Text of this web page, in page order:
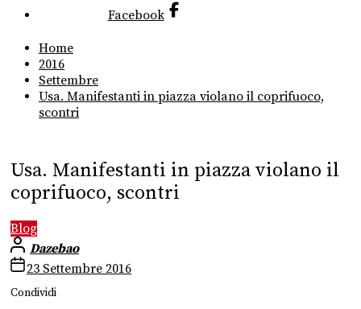
Facebook
Home
2016
Settembre
Usa. Manifestanti in piazza violano il coprifuoco,
scontri
Usa. Manifestanti in piazza violano il
coprifuoco, scontri
Blog
Dazebao
23 Settembre 2016
Condividi